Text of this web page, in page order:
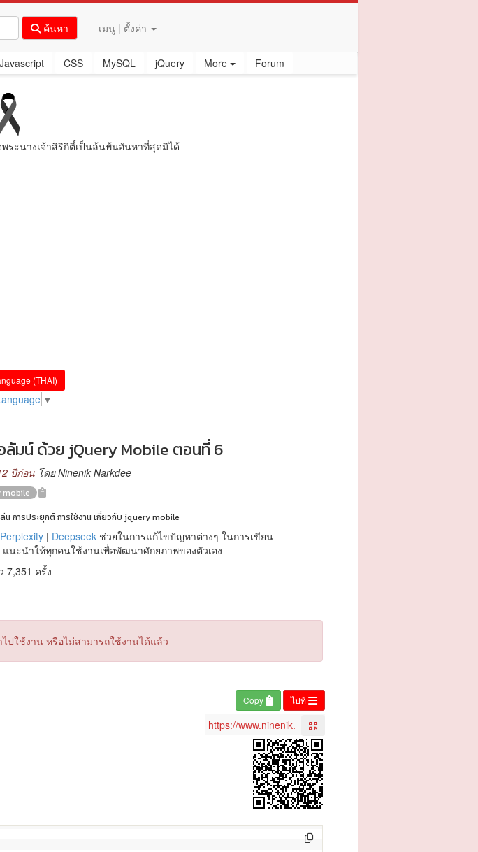
ค้นหา เมนู | ตั้งค่า
Javascript CSS MySQL jQuery More Forum
ะนางเจ้าสิริกิติ์เป็นล้นพ้นอันหาที่สุดมิได้
(THAI)
▼
ลัมน์ ด้วย jQuery Mobile ตอนที่ 6
ปีก่อน โดย Ninenik Narkdee
mobile
การประยุกต์ การใช้งาน เกี่ยวกับ jquery mobile
Perplexity| Deepseekช่วยในการแก้ไขปัญหาต่างๆ ในการเขียน
นะนำให้ทุกคนใช้งานเพื่อพัฒนาศักยภาพของตัวเอง
7,351 ครั้ง
ปใช้งาน หรือไม่สามารถใช้งานได้แล้ว
ไปที่
Copy